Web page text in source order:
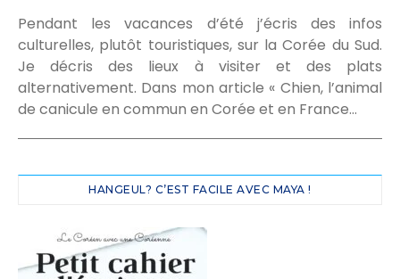
Pendant les vacances d’été j’écris des infos
culturelles, plutôt touristiques, sur la Corée du Sud.
Je décris des lieux à visiter et des plats
alternativement. Dans mon article « Chien, l’animal
de canicule en commun en Corée et en France…
HANGEUL? C’EST FACILE AVEC MAYA !